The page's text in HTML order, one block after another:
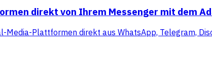
direkt von Ihrem Messenger mit dem
Plattformen direkt aus WhatsApp, Telegram,